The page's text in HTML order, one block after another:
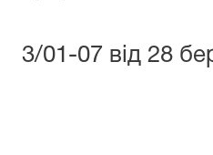
3/01-07 від 28